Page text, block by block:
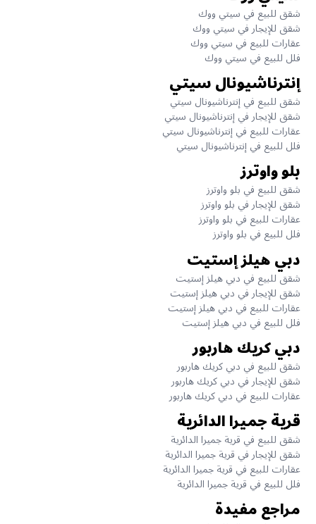
شقق للبيع في سيتي ووك
شقق للإيجار في سيتي ووك
عقارات للبيع في سيتي ووك
فلل للبيع في سيتي ووك
إنترناشيونال سيتي
شقق للبيع في إنترناشيونال سيتي
شقق للإيجار في إنترناشيونال سيتي
عقارات للبيع في إنترناشيونال سيتي
فلل للبيع في إنترناشيونال سيتي
بلو واوترز
شقق للبيع في بلو واوترز
شقق للإيجار في بلو واوترز
عقارات للبيع في بلو واوترز
فلل للبيع في بلو واوترز
دبي هيلز إستيت
شقق للبيع في دبي هيلز إستيت
شقق للإيجار في دبي هيلز إستيت
عقارات للبيع في دبي هيلز إستيت
فلل للبيع في دبي هيلز إستيت
دبي كريك هاربور
شقق للبيع في دبي كريك هاربور
شقق للإيجار في دبي كريك هاربور
عقارات للبيع في دبي كريك هاربور
قرية جميرا الدائرية
شقق للبيع في قرية جميرا الدائرية
شقق للإيجار في قرية جميرا الدائرية
عقارات للبيع في قرية جميرا الدائرية
فلل للبيع في قرية جميرا الدائرية
مراجع مفيدة